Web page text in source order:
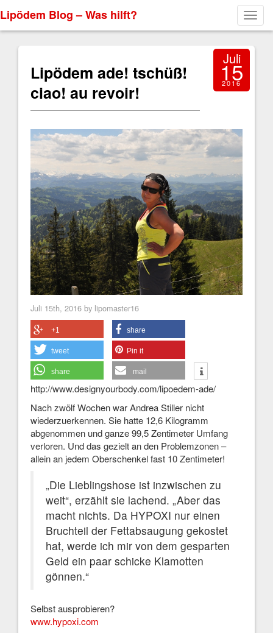
Lipödem Blog – Was hilft?
Lipödem ade! tschüß!
ciao! au revoir!
Juli
15
2016
Juli 15th, 2016 by lipomaster16
+1 share
tweet Pin it
share mail
http://www.designyourbody.com/lipoedem-ade/
Nach zwölf Wochen war Andrea Stiller nicht
wiederzuerkennen. Sie hatte 12,6 Kilogramm
abgenommen und ganze 99,5 Zentimeter Umfang
verloren. Und das gezielt an den Problemzonen –
allein an jedem Oberschenkel fast 10 Zentimeter!
„Die Lieblingshose ist inzwischen zu
weit“, erzählt sie lachend. „Aber das
macht nichts. Da HYPOXI nur einen
Bruchteil der Fettabsaugung gekostet
hat, werde ich mir von dem gesparten
Geld ein paar schicke Klamotten
gönnen.“
Selbst ausprobieren?
www.hypoxi.com